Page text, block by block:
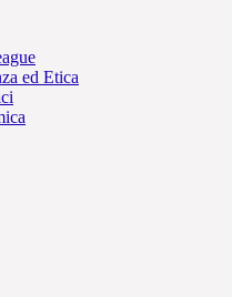
ed Etica